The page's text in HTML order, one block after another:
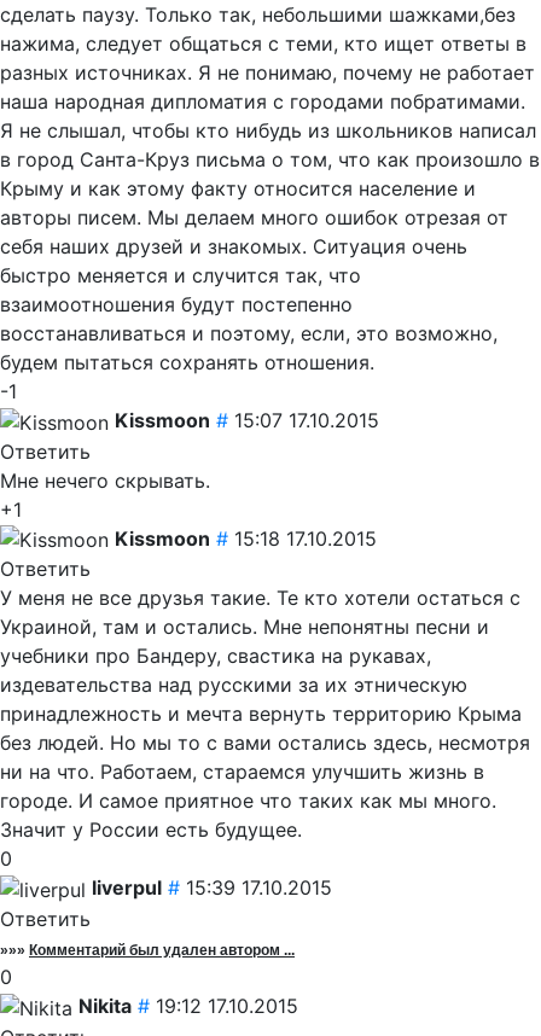
сделать паузу. Только так, небольшими шажками,без
нажима, следует общаться с теми, кто ищет ответы в
разных источниках. Я не понимаю, почему не работает
наша народная дипломатия с городами побратимами.
Я не слышал, чтобы кто нибудь из школьников написал
в город Санта-Круз письма о том, что как произошло в
Крыму и как этому факту относится население и
авторы писем. Мы делаем много ошибок отрезая от
себя наших друзей и знакомых. Ситуация очень
быстро меняется и случится так, что
взаимоотношения будут постепенно
восстанавливаться и поэтому, если, это возможно,
будем пытаться сохранять отношения.
-1
Kissmoon # 15:07 17.10.2015
Ответить
Мне нечего скрывать.
+1
Kissmoon # 15:18 17.10.2015
Ответить
У меня не все друзья такие. Те кто хотели остаться с
Украиной, там и остались. Мне непонятны песни и
учебники про Бандеру, свастика на рукавах,
издевательства над русскими за их этническую
принадлежность и мечта вернуть территорию Крыма
без людей. Но мы то с вами остались здесь, несмотря
ни на что. Работаем, стараемся улучшить жизнь в
городе. И самое приятное что таких как мы много.
Значит у России есть будущее.
0
liverpul # 15:39 17.10.2015
Ответить
»»» Комментарий был удален автором ...
0
Nikita # 19:12 17.10.2015